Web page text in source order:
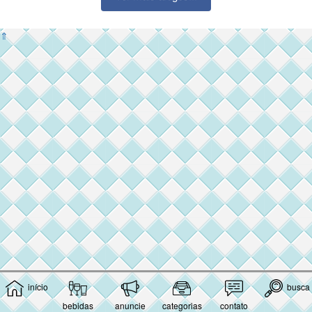
início
bebidas
anuncie categorias contato
busca
⇑